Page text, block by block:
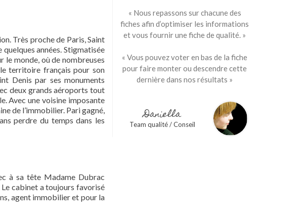
Très proche de Paris, Saint
années. Stigmatisée
le monde, où de nombreuses
territoire français pour son
Denis par ses monuments
deux grands aéroports tout
Avec une voisine imposante
de l’immobilier. Pari gagné,
perdre du temps dans les
à sa tête Madame Dubrac
Le cabinet a toujours favorisé
agent immobilier et pour la
« Nous repassons sur chacune des
fiches afin d’optimiser les informations
et vous fournir une fiche de qualité. »
« Vous pouvez voter en bas de la fiche
pour faire monter ou descendre cette
dernière dans nos résultats »
Daniella
Team qualité / Conseil